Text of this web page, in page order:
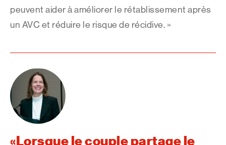
peuvent aider à améliorer le rétablissement après
un AVC et réduire le risque de récidive. »
Lorsque le couple partage le